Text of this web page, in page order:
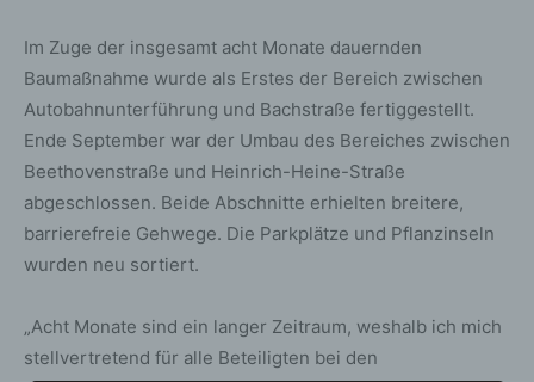
Im Zuge der insgesamt acht Monate dauernden
Baumaßnahme wurde als Erstes der Bereich zwischen
Autobahnunterführung und Bachstraße fertiggestellt.
Ende September war der Umbau des Bereiches zwischen
Beethovenstraße und Heinrich-Heine-Straße
abgeschlossen. Beide Abschnitte erhielten breitere,
barrierefreie Gehwege. Die Parkplätze und Pflanzinseln
wurden neu sortiert.
„Acht Monate sind ein langer Zeitraum, weshalb ich mich
stellvertretend für alle Beteiligten bei den